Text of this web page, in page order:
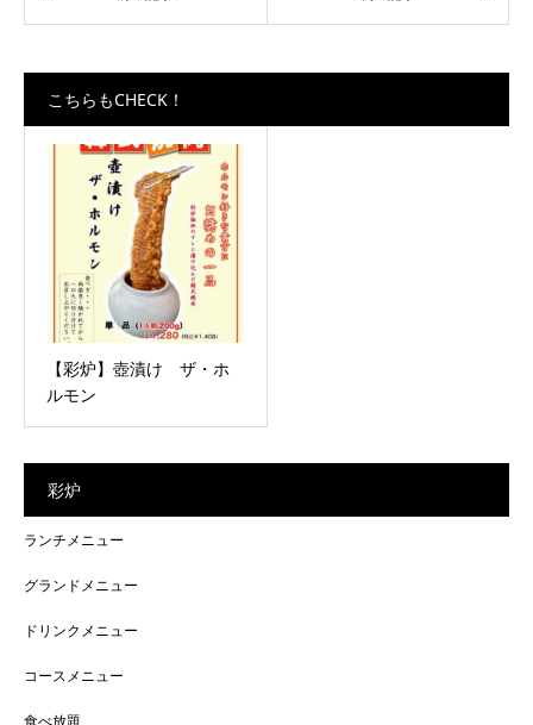
こちらもCHECK！
【彩炉】壺漬け ザ・ホ
ルモン
彩炉
ランチメニュー
グランドメニュー
ドリンクメニュー
コースメニュー